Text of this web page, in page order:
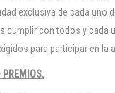
exclusiva de cada uno
cumplir con todos y cada
para participar en la